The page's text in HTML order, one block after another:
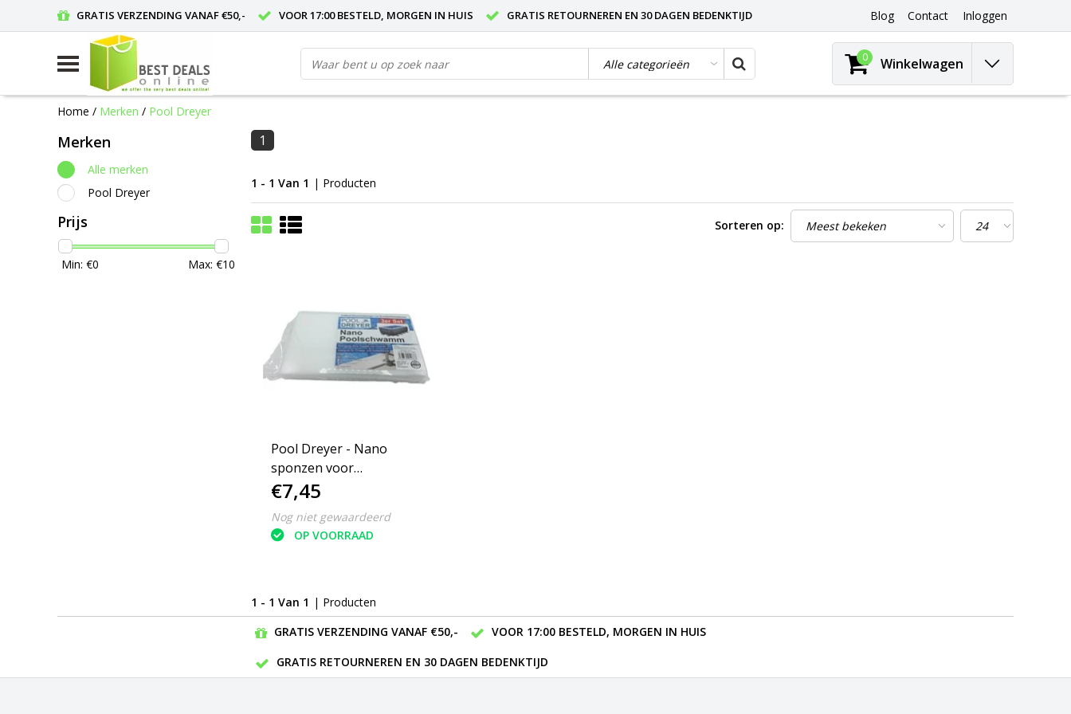
GRATIS VERZENDING VANAF €50,- VOOR 17:00 BESTELD, MORGEN IN HUIS GRATIS RETOURNEREN EN 30 DAGEN BEDENKTIJD Blog Contact Inloggen
0 Winkelwagen
Home / Merken / Pool Dreyer
Merken
Alle merken
Pool Dreyer
Prijs
Min: €0 Max: €10
1
1 - 1 Van 1 | Producten
Sorteren op:
Pool Dreyer - Nano
sponzen voor
zwembaden - 3 Stuks -
€7,45
Nog niet gewaardeerd
OP VOORRAAD
1 - 1 Van 1 | Producten
GRATIS VERZENDING VANAF €50,-
VOOR 17:00 BESTELD, MORGEN IN HUIS
GRATIS RETOURNEREN EN 30 DAGEN BEDENKTIJD